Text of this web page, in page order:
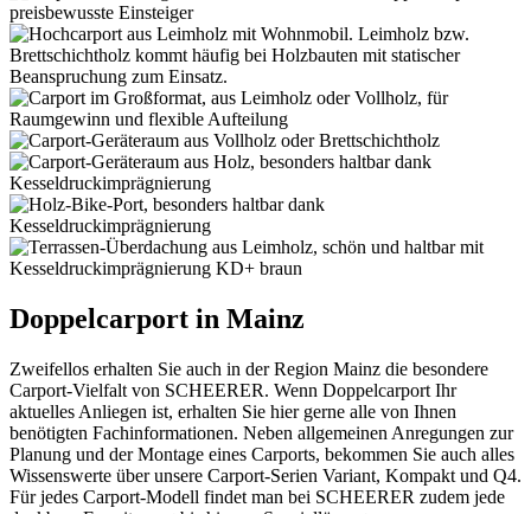
Doppelcarport in Mainz
Zweifellos erhalten Sie auch in der Region Mainz die besondere
Carport-Vielfalt von SCHEERER. Wenn Doppelcarport Ihr
aktuelles Anliegen ist, erhalten Sie hier gerne alle von Ihnen
benötigten Fachinformationen. Neben allgemeinen Anregungen zur
Planung und der Montage eines Carports, bekommen Sie auch alles
Wissenswerte über unsere Carport-Serien Variant, Kompakt und Q4.
Für jedes Carport-Modell findet man bei SCHEERER zudem jede